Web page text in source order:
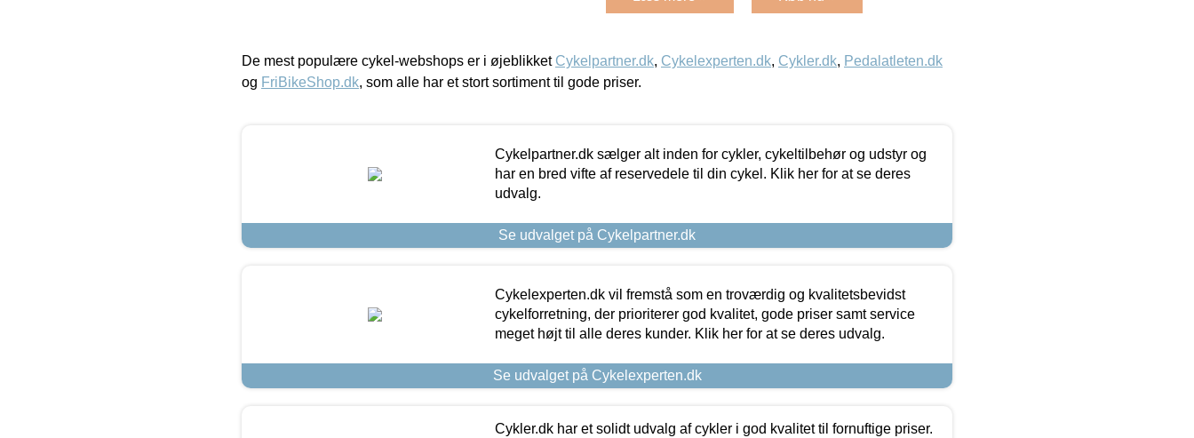
De mest populære cykel-webshops er i øjeblikket Cykelpartner.dk, Cykelexperten.dk, Cykler.dk, Pedalatleten.dk
og FriBikeShop.dk, som alle har et stort sortiment til gode priser.
Cykelpartner.dk sælger alt inden for cykler, cykeltilbehør og udstyr og
har en bred vifte af reservedele til din cykel. Klik her for at se deres
udvalg.
Se udvalget på Cykelpartner.dk
Cykelexperten.dk vil fremstå som en troværdig og kvalitetsbevidst
cykelforretning, der prioriterer god kvalitet, gode priser samt service
meget højt til alle deres kunder. Klik her for at se deres udvalg.
Se udvalget på Cykelexperten.dk
Cykler.dk har et solidt udvalg af cykler i god kvalitet til fornuftige priser.